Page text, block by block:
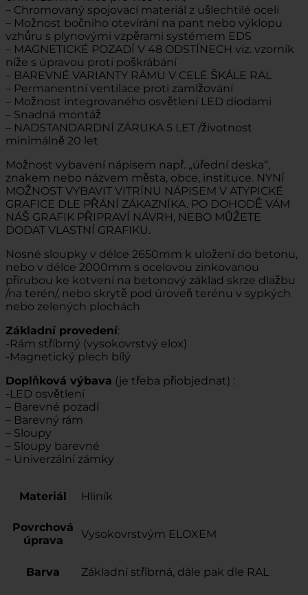
– Chromovaný spojovací materiál z ušlechtilé oceli
– Možnost bočního otevírání na pant nebo výklopu
vzhůru s plynovými vzpěrami systémem EDS
– MAGNETICKÉ POZADÍ V 48 ODSTÍNECH viz. vzorník
níže s úpravou proti poškrábání
– BAREVNÉ VARIANTY RÁMU V CELÉ ŠKÁLE RAL
– Permanentní ventilace proti zamlžování
– Možnost integrovaného osvětlení LED diodami
– Snadná montáž
– NADSTANDARDNÍ ZÁRUKA 5 LET /životnost
minimálně 20 let
Možnost vybavení nápisem např. „úřední deska“,
znakem nebo názvem města, obce, instituce. NYNÍ
MOŽNOST VYBAVIT VITRÍNU NÁPISEM V ATYPICKÉ
GRAFICE DLE PŘÁNÍ ZÁKAZNÍKA. PO DOHODĚ VÁM
NÁŠ GRAFIK PŘIPRAVÍ NÁVRH, NEBO MŮŽETE
DODAT VLASTNÍ GRAFIKU.
Nosné sloupky v délce 2650mm k uložení do betonu,
nebo v délce 2000mm s ocelovou zinkovanou
přírubou ke kotvení na betonový základ skrze dlažbu
/na terén/, nebo skrytě pod úroveň terénu v sypkých
nebo zelených plochách
Základní provedení:
-Rám stříbrný (vysokovrstvý elox)
-Magnetický plech bílý
Doplňková výbava (je třeba přiobjednat) :
-LED osvětlení
– Barevné pozadí
– Barevný rám
– Sloupy
– Sloupy barevné
– Univerzální zámky
Materiál Hliník
Povrchová
úprava
Vysokovrstvým ELOXEM
Barva Základní stříbrná, dále pak dle RAL